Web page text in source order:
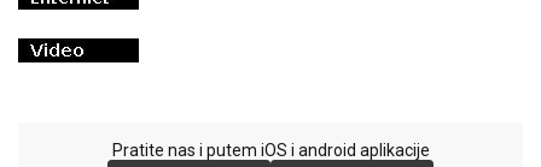
Pratite nas i putem iOS i android aplikacije